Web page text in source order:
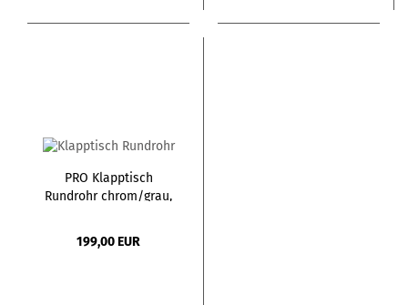
PRO Klapptisch
Rundrohr chrom/grau,
199,00 EUR